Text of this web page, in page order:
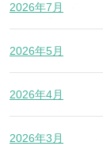
2026年7月
2026年5月
2026年4月
2026年3月